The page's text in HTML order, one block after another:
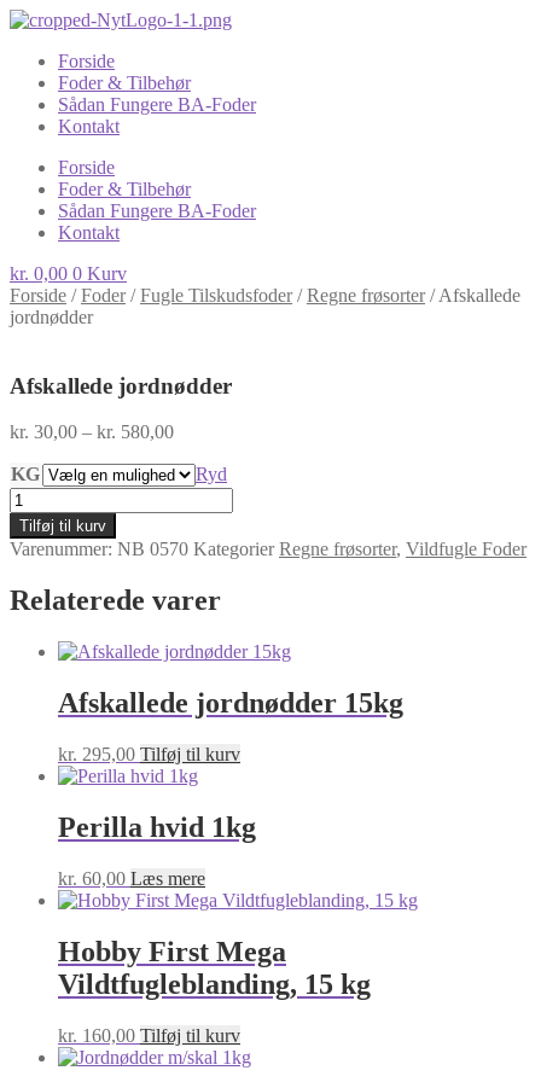
Forside
Foder & Tilbehør
Sådan Fungere BA-Foder
Kontakt
Forside
Foder & Tilbehør
Sådan Fungere BA-Foder
Kontakt
kr. 0,00 0 Kurv
Forside /Foder/Fugle Tilskudsfoder/Regne frøsorter/Afskallede
jordnødder
Afskallede jordnødder
kr. 30,00 – kr. 580,00Prisinterval:
til
kr. 580,00
KG
Ryd
Afskallede
jordnødder
antal
Tilføj til kurv
Varenummer: NB 0570 Kategorier Regne frøsorter, Vildfugle Foder
Relaterede varer
Afskallede jordnødder 15kg
kr. 295,00 Tilføj til kurv
Perilla hvid 1kg
kr. 60,00 Læs mere
Hobby First Mega
Vildtfugleblanding, 15 kg
kr. 160,00 Tilføj til kurv